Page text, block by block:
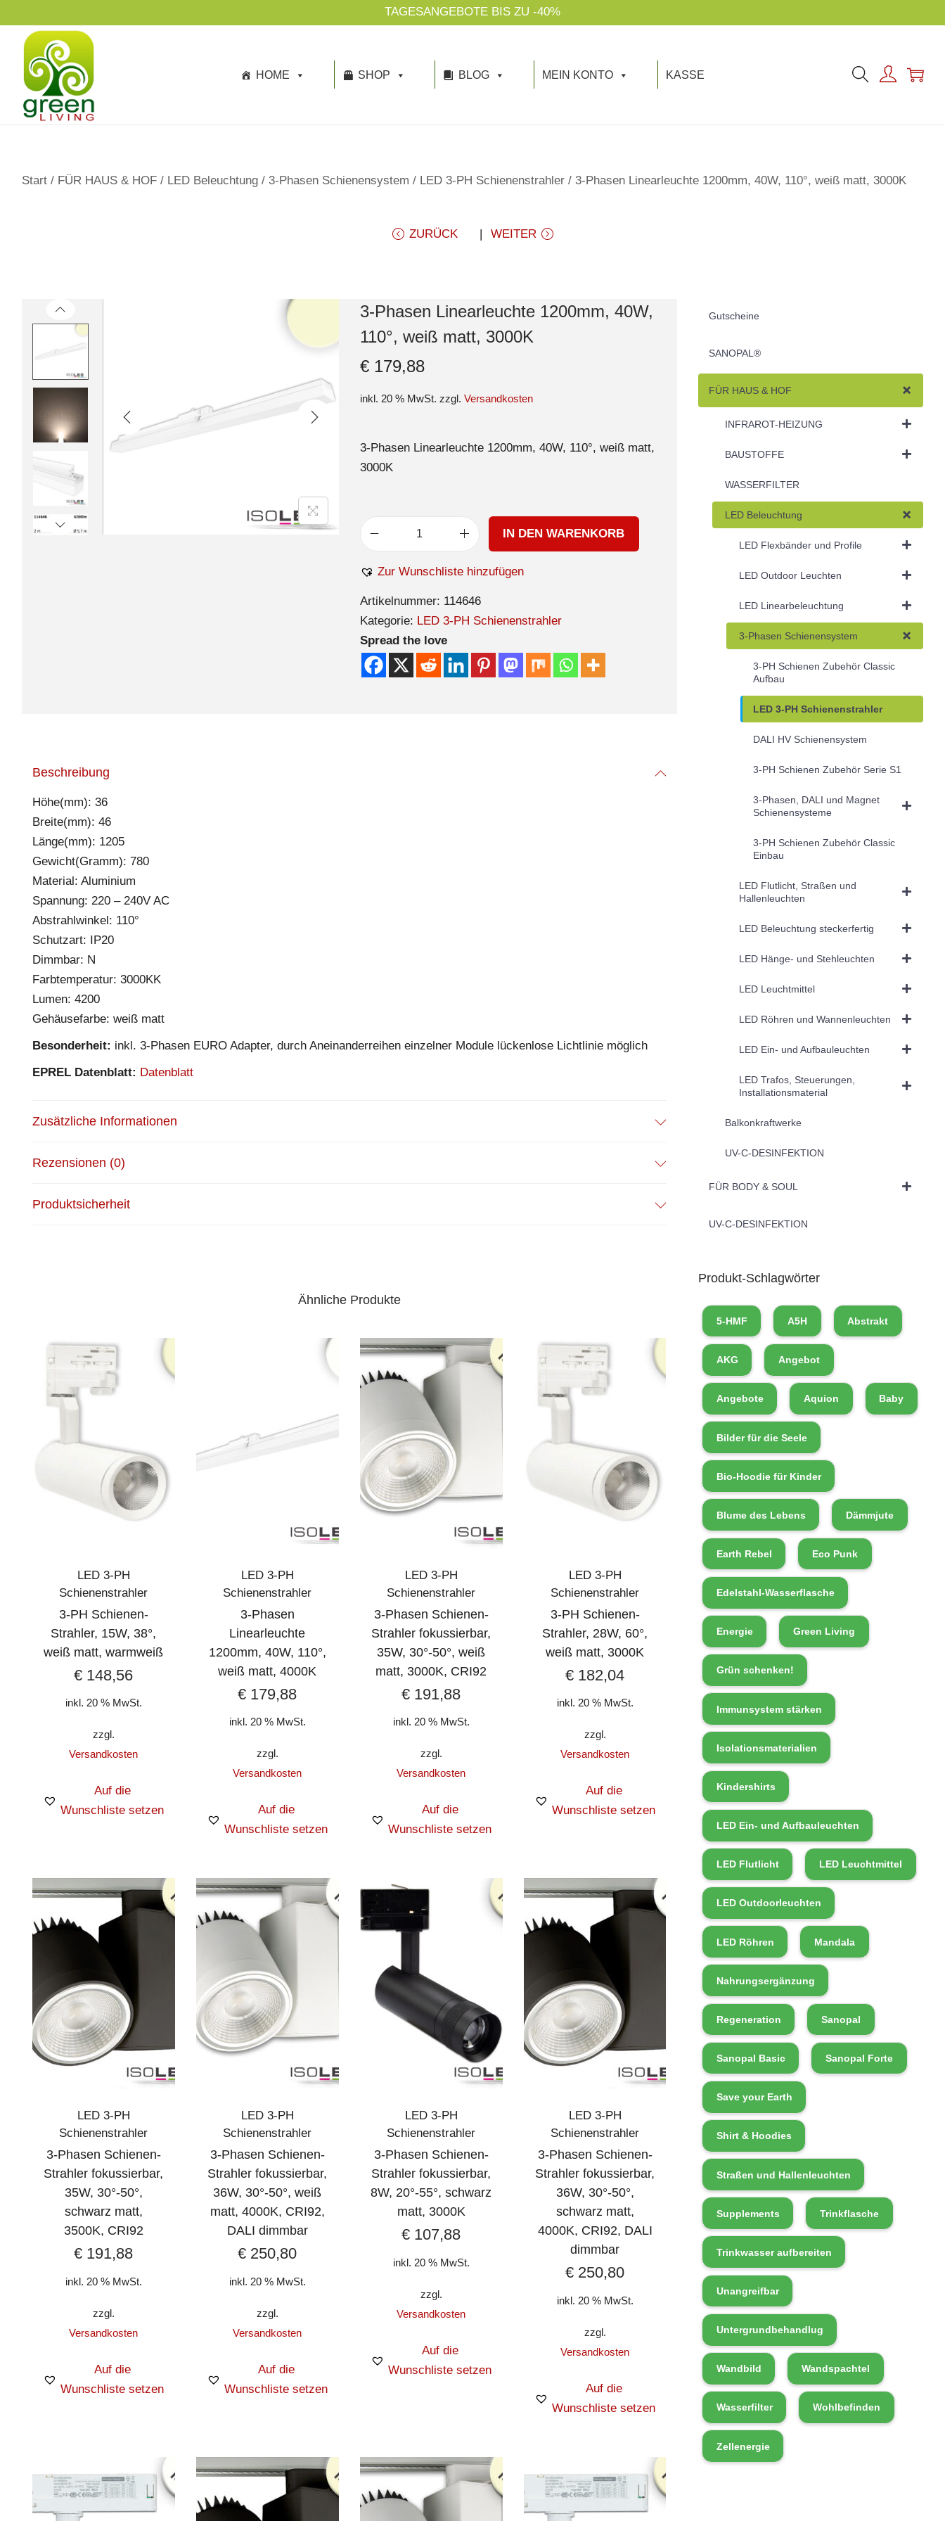
p
HOME SHOP BLOG MEIN KONTO KASSE
Start / FÜR HAUS & HOF / LED Beleuchtung / 3-Phasen Schienensystem / LED 3-PH Schienenstrahler / 3-Phasen Linearleuchte 1200mm, 40W, 110°, weiß matt, 3000K
ZURÜCK WEITER
3-Phasen Linearleuchte 1200mm, 40W,
110°, weiß matt, 3000K
€179,88
inkl. 20 % MwSt. zzgl. Versandkosten
3-Phasen Linearleuchte 1200mm, 40W, 110°, weiß matt,
3000K
IN DEN WARENKORB
Zur Wunschliste hinzufügen
Artikelnummer: 114646
Kategorie: LED 3-PH Schienenstrahler
Spread the love
Beschreibung
Höhe(mm): 36
Breite(mm): 46
Länge(mm): 1205
Gewicht(Gramm): 780
Material: Aluminium
Spannung: 220 – 240V AC
Abstrahlwinkel: 110°
Schutzart: IP20
Dimmbar: N
Farbtemperatur: 3000KK
Lumen: 4200
Gehäusefarbe: weiß matt
Besonderheit: inkl. 3-Phasen EURO Adapter, durch Aneinanderreihen einzelner Module lückenlose Lichtlinie möglich
EPREL Datenblatt: Datenblatt
Zusätzliche Informationen
Rezensionen (0)
Produktsicherheit
Ähnliche Produkte
LED 3-PH
Schienenstrahler
3-PH Schienen-
Strahler, 15W, 38°,
weiß matt, warmweiß
€ 148,56
inkl. 20 % MwSt.
zzgl.
Versandkosten
Auf die
Wunschliste setzen
LED 3-PH
Schienenstrahler
3-Phasen
Linearleuchte
1200mm, 40W, 110°,
weiß matt, 4000K
€ 179,88
inkl. 20 % MwSt.
zzgl.
Versandkosten
Auf die
Wunschliste setzen
LED 3-PH
Schienenstrahler
3-Phasen Schienen-
Strahler fokussierbar,
35W, 30°-50°, weiß
matt, 3000K, CRI92
€ 191,88
inkl. 20 % MwSt.
zzgl.
Versandkosten
Auf die
Wunschliste setzen
LED 3-PH
Schienenstrahler
3-PH Schienen-
Strahler, 28W, 60°,
weiß matt, 3000K
€ 182,04
inkl. 20 % MwSt.
zzgl.
Versandkosten
Auf die
Wunschliste setzen
LED 3-PH
Schienenstrahler
3-Phasen Schienen-
Strahler fokussierbar,
35W, 30°-50°,
schwarz matt,
3500K, CRI92
€ 191,88
inkl. 20 % MwSt.
zzgl.
Versandkosten
Auf die
Wunschliste setzen
LED 3-PH
Schienenstrahler
3-Phasen Schienen-
Strahler fokussierbar,
36W, 30°-50°, weiß
matt, 4000K, CRI92,
DALI dimmbar
€ 250,80
inkl. 20 % MwSt.
zzgl.
Versandkosten
Auf die
Wunschliste setzen
LED 3-PH
Schienenstrahler
3-Phasen Schienen-
Strahler fokussierbar,
8W, 20°-55°, schwarz
matt, 3000K
€ 107,88
inkl. 20 % MwSt.
zzgl.
Versandkosten
Auf die
Wunschliste setzen
LED 3-PH
Schienenstrahler
3-Phasen Schienen-
Strahler fokussierbar,
36W, 30°-50°,
schwarz matt,
4000K, CRI92, DALI
dimmbar
€ 250,80
inkl. 20 % MwSt.
zzgl.
Versandkosten
Auf die
Wunschliste setzen
Gutscheine
SANOPAL®
FÜR HAUS & HOF
INFRAROT-HEIZUNG
BAUSTOFFE
WASSERFILTER
LED Beleuchtung
LED Flexbänder und Profile
LED Outdoor Leuchten
LED Linearbeleuchtung
3-Phasen Schienensystem
3-PH Schienen Zubehör Classic
Aufbau
LED 3-PH Schienenstrahler
DALI HV Schienensystem
3-PH Schienen Zubehör Serie S1
3-Phasen, DALI und Magnet
Schienensysteme
3-PH Schienen Zubehör Classic
Einbau
LED Flutlicht, Straßen und
Hallenleuchten
LED Beleuchtung steckerfertig
LED Hänge- und Stehleuchten
LED Leuchtmittel
LED Röhren und Wannenleuchten
LED Ein- und Aufbauleuchten
LED Trafos, Steuerungen,
Installationsmaterial
Balkonkraftwerke
UV-C-DESINFEKTION
FÜR BODY & SOUL
UV-C-DESINFEKTION
Produkt-Schlagwörter
5-HMF A5H Abstrakt
AKG Angebot
Angebote Aquion Baby
Bilder für die Seele
Bio-Hoodie für Kinder
Blume des Lebens Dämmjute
Earth Rebel Eco Punk
Edelstahl-Wasserflasche
Energie Green Living
Grün schenken!
Immunsystem stärken
Isolationsmaterialien
Kindershirts
LED Ein- und Aufbauleuchten
LED Flutlicht LED Leuchtmittel
LED Outdoorleuchten
LED Röhren Mandala
Nahrungsergänzung
Regeneration Sanopal
Sanopal Basic Sanopal Forte
Save your Earth
Shirt & Hoodies
Straßen und Hallenleuchten
Supplements Trinkflasche
Trinkwasser aufbereiten
Unangreifbar
Untergrundbehandlug
Wandbild Wandspachtel
Wasserfilter Wohlbefinden
Zellenergie